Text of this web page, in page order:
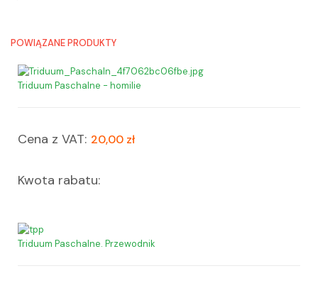
POWIĄZANE PRODUKTY
Triduum Paschalne - homilie
Cena z VAT: 20,00 zł
Kwota rabatu:
Triduum Paschalne. Przewodnik